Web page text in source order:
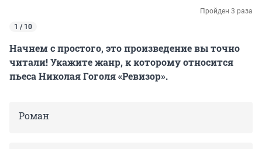
Пройден 3 раза
1 / 10
Начнем с простого, это произведение вы точно
читали! Укажите жанр, к которому относится
пьеса Николая Гоголя «Ревизор».
Роман